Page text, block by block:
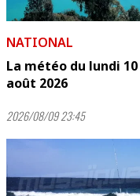
NATIONAL
La météo du lundi 10
août 2026
2026/08/09 23:45